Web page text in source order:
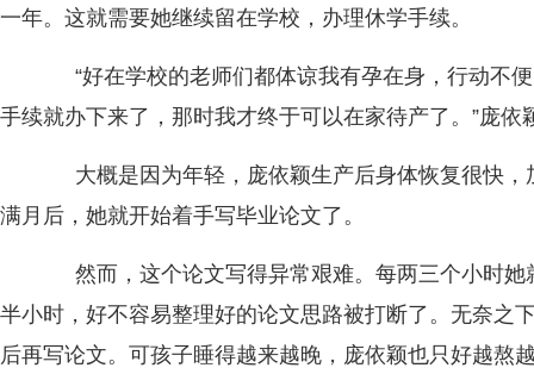
一年。这就需要她继续留在学校，办理休学手续。
“好在学校的老师们都体谅我有孕在身，行动不便
手续就办下来了，那时我才终于可以在家待产了。”庞依
大概是因为年轻，庞依颖生产后身体恢复很快，
满月后，她就开始着手写毕业论文了。
然而，这个论文写得异常艰难。每两三个小时她
半小时，好不容易整理好的论文思路被打断了。无奈之
后再写论文。可孩子睡得越来越晚，庞依颖也只好越熬